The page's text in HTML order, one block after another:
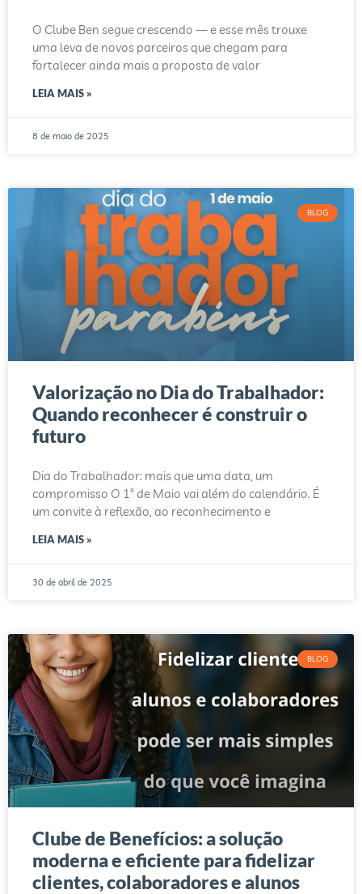
O Clube Ben segue crescendo — e esse mês trouxe
uma leva de novos parceiros que chegam para
fortalecer ainda mais a proposta de valor
LEIA MAIS »
8 de maio de 2025
BLOG
Valorização no Dia do Trabalhador:
Quando reconhecer é construir o
futuro
Dia do Trabalhador: mais que uma data, um
compromisso O 1º de Maio vai além do calendário. É
um convite à reflexão, ao reconhecimento e
LEIA MAIS »
30 de abril de 2025
BLOG
Clube de Benefícios: a solução
moderna e eficiente para fidelizar
clientes, colaboradores e alunos